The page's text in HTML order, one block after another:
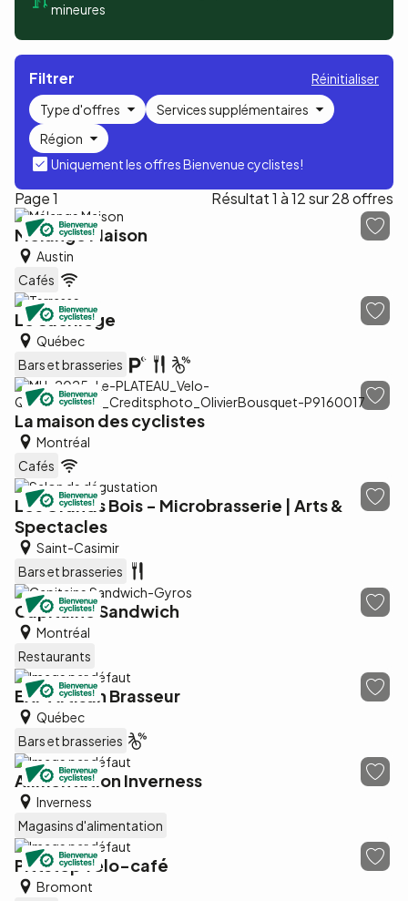
mineures
Filtrer
Réinitialiser
Type d'offres
Services supplémentaires
Région
Uniquement les offres Bienvenue cyclistes!
Page 1 Résultat 1 à 12 sur 28 offres
Mélange Maison
Austin
Cafés
Le Sacrilège
Québec
Bars et brasseries
La maison des cyclistes
Montréal
Cafés
Les Grands Bois - Microbrasserie | Arts &
Spectacles
Saint-Casimir
Bars et brasseries
Capitaine Sandwich
Montréal
Restaurants
EXP Artisan Brasseur
Québec
Bars et brasseries
Alimentation Inverness
Inverness
Magasins d'alimentation
Pittstop vélo-café
Bromont